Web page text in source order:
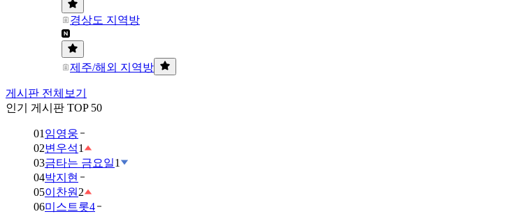
경상도 지역방
제주/해외 지역방
게시판 전체보기
인기 게시판 TOP 50
01 임영웅
02변우석1
03금타는 금요일1
04박지현
05이찬원 2
06미스트롯4